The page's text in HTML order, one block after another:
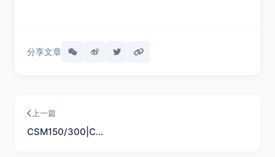
分享文章
上一篇
CSM150/300|C…